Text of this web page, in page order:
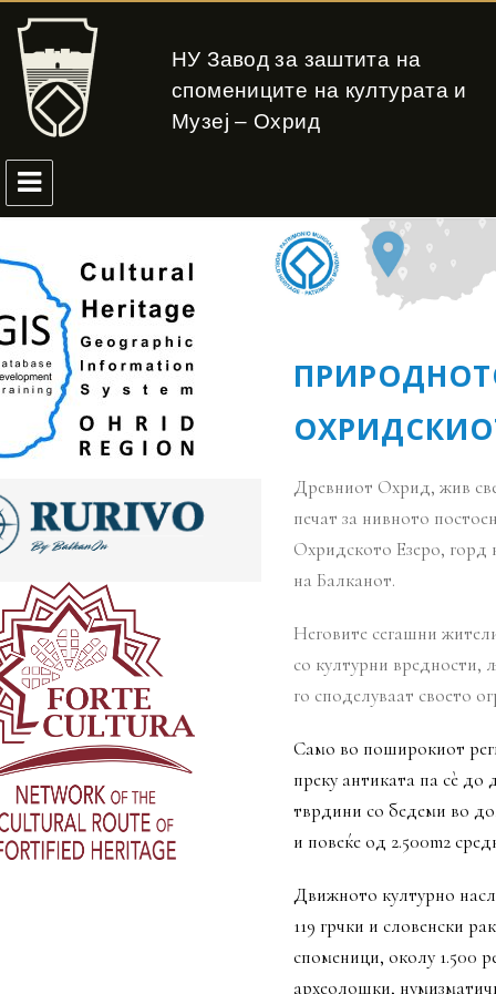
НУ Завод за заштита на
спомениците на културата и
Музеј – Охрид
Древниот Охрид, жив
печат за нивното
Охридското Езеро, горд
на Балканот.
Неговите сегашни
со културни вредности,
го споделуваат своето
Само во поширокиот
преку антиката па сè
тврдини со бедеми во
и повеќе од 2.500m2
Движното културно
119 грчки и словенски
споменици, околу 1.500
археолошки,